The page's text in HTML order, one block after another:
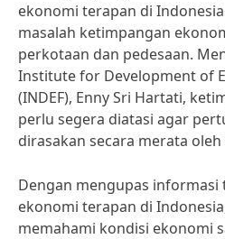
ekonomi terapan di
masalah ketimpangan
perkotaan dan pedesaan.
Institute for Development of
(INDEF), Enny Sri Hartati,
perlu segera diatasi agar
dirasakan secara merata
Dengan mengupas
ekonomi terapan di
memahami kondisi ekonomi